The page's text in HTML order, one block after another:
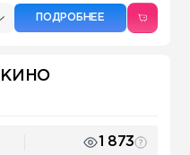
ПОДРОБНЕЕ
КИНО
1 873